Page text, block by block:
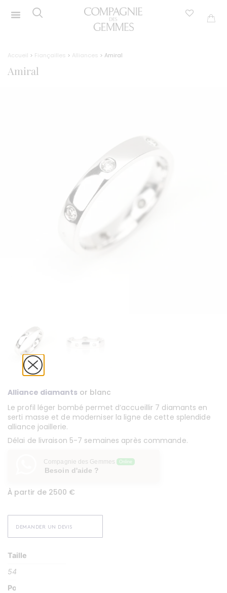
Accueil > Fiançailles > Alliances > Amiral
Amiral
Alliance diamants or blanc
Le profil léger bombé permet d’accueillir 7 diamants en
serti masse et de moderniser la ligne de cette splendide
alliance joaillerie.
Délai de livraison 5-7 semaines après commande.
Compagnie des Gemmes Online
Besoin d'aide ?
À partir de 2500 €
DEMANDER UN DEVIS
Taille
54
Poids